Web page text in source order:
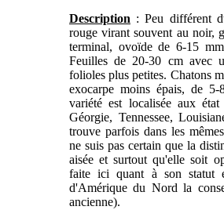
Description : Peu différent
rouge virant souvent au noir,
terminal, ovoïde de 6-15
Feuilles de 20-30 cm avec
folioles plus petites. Chatons
exocarpe moins épais, de 5-
variété est localisée aux
Géorgie, Tennessee,
trouve parfois dans les
ne suis pas certain que la
aisée et surtout qu'elle soit
faite ici quant à son statut
d'Amérique du Nord la
ancienne).